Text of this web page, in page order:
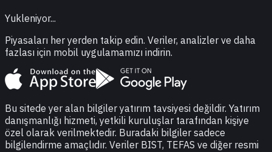
Yukleniyor...
Piyasaları her yerden takip edin. Veriler, analizler ve daha
fazlası için mobil uygulamamızı indirin.
Bu sitede yer alan bilgiler yatırım tavsiyesi değildir. Yatırım
danışmanlığı hizmeti, yetkili kuruluşlar tarafından kişiye
özel olarak verilmektedir. Buradaki bilgiler sadece
bilgilendirme amaçlıdır. Veriler BIST, TEFAS ve diğer resmi